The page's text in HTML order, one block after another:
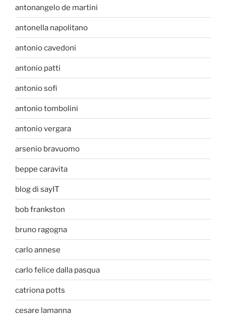
antonangelo de martini
antonella napolitano
antonio cavedoni
antonio patti
antonio sofi
antonio tombolini
antonio vergara
arsenio bravuomo
beppe caravita
blog di sayIT
bob frankston
bruno ragogna
carlo annese
carlo felice dalla pasqua
catriona potts
cesare lamanna